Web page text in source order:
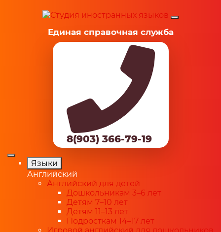
Единая справочная служба
8(903) 366-79-19
Языки
Английский
Английский для детей
Дошкольникам 3–6 лет
Детям 7–10 лет
Детям 11–13 лет
Подросткам 14–17 лет